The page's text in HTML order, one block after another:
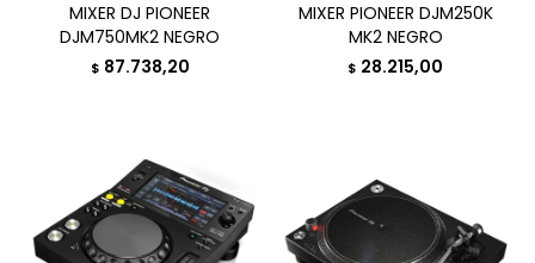
MIXER DJ PIONEER
DJM750MK2 NEGRO
$ 87.738,20
MIXER PIONEER DJM250K
MK2 NEGRO
$ 28.215,00